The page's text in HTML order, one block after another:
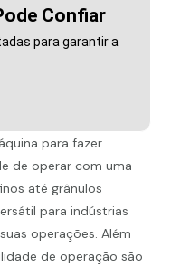
Confiar
para garantir a
para fazer
de operar com uma
até grânulos
para indústrias
operações. Além
de operação são